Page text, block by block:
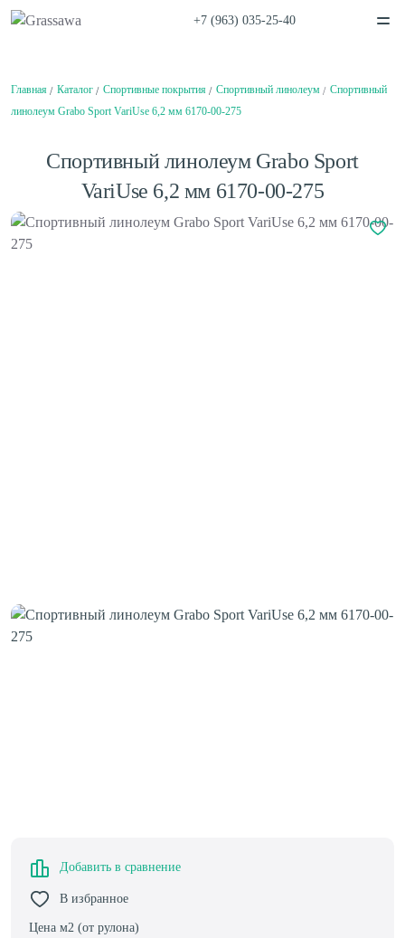
+7 (963) 035-25-40
Написать вTelegram Написать в
О компании
Нам доверяют
Сертификаты
Гарантии
Цветная
Высокая
Монофиламентная
Балетный пол
Главная Каталог Спортивные покрытия Спортивный линолеум
Спортивный
линолеум Grabo Sport VariUse 6,2 мм 6170-00-275
Спортивный линолеум Grabo Sport
VariUse 6,2 мм 6170-00-275
Цена м2 (от рулона)
Добавить в сравнение
В избранное